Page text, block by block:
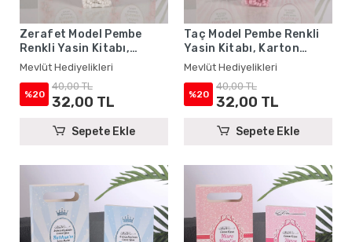
Zerafet Model Pembe
Renkli Yasin Kitabı,
Karton Çanta ve Tesbih -
Mevlüt Hediyelikleri
Mevlüt Hediyelikleri
%20
40,00 TL
32,00 TL
Sepete Ekle
Taç Model Pembe Renkli
Yasin Kitabı, Karton
Çanta ve Tesbih - Mevlüt
Hediyelikleri
Mevlüt Hediyelikleri
%20
40,00 TL
32,00 TL
Sepete Ekle